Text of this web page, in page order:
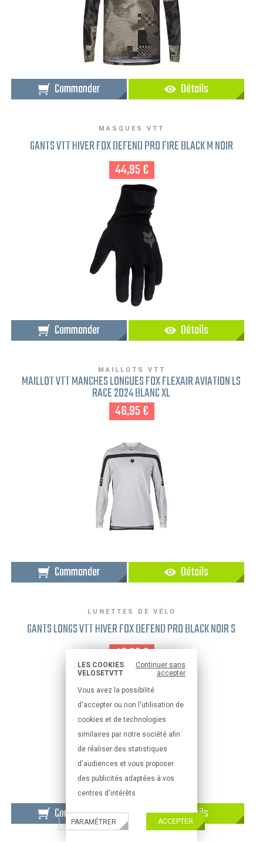
LES COOKIES
VELOSETVTT
Continuer sans
accepter
Vous avez la possibilité
d'accepter ou non l'utilisation de
cookies et de technologies
similaires par notre société afin
de réaliser des statistiques
d'audiences et vous proposer
des publicités adaptées à vos
centres d'intérêts
PARAMÉTRER ACCEPTER
Commander Détails
MASQUES VTT
GANTS VTT HIVER FOX DEFEND PRO FIRE BLACK M NOIR
44,95 €
Commander Détails
MAILLOTS VTT
MAILLOT VTT MANCHES LONGUES FOX FLEXAIR AVIATION LS
RACE 2024 BLANC XL
46,95 €
Commander Détails
LUNETTES DE VÉLO
GANTS LONGS VTT HIVER FOX DEFEND PRO BLACK NOIR S
46,95 €
Commander Détails